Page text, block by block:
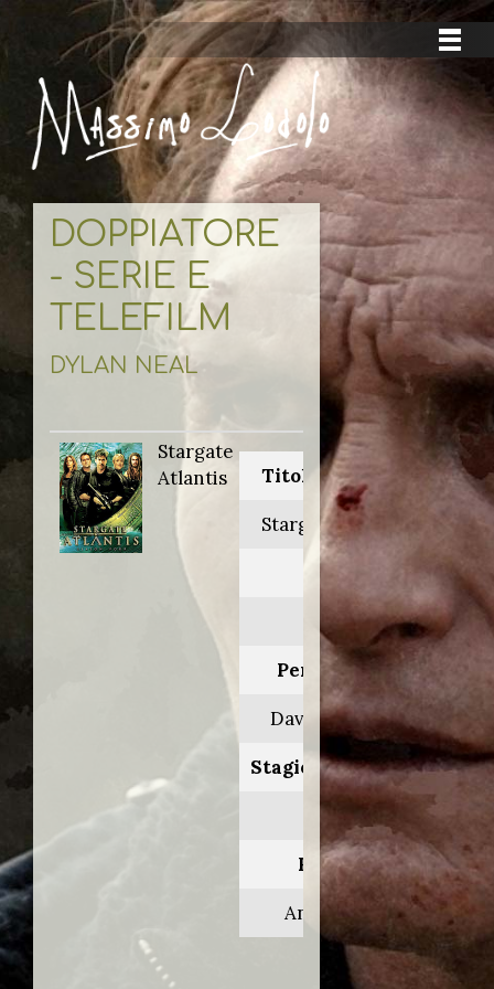
DOPPIATORE
- SERIE E
TELEFILM
DYLAN NEAL
Stargate
Atlantis
Titolo originale:
Stargate: Atlantis
Anno:
2008
Personaggio:
Dave Sheppard
Stagione.Episodio:
4.15
Regia di:
Andy Mikita